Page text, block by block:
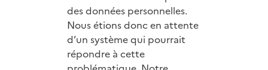
des données personnelles.
Nous étions donc en attente
d’un système qui pourrait
répondre à cette